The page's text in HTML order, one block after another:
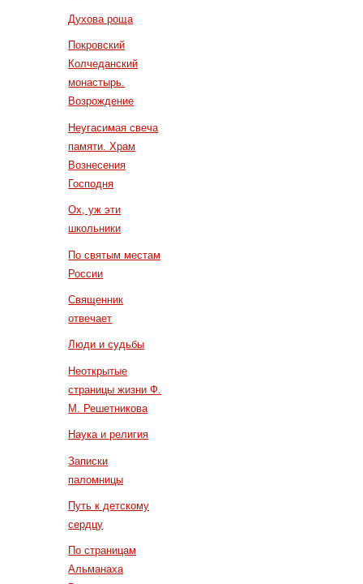
Духова роща
Покровский
Колчеданский
монастырь.
Возрождение
Неугасимая свеча
памяти. Храм
Вознесения
Господня
Ох, уж эти
школьники
По святым местам
России
Священник
отвечает
Люди и судьбы
Неоткрытые
страницы жизни Ф.
М. Решетникова
Наука и религия
Записки
паломницы
Путь к детскому
сердцу
По страницам
Альманаха